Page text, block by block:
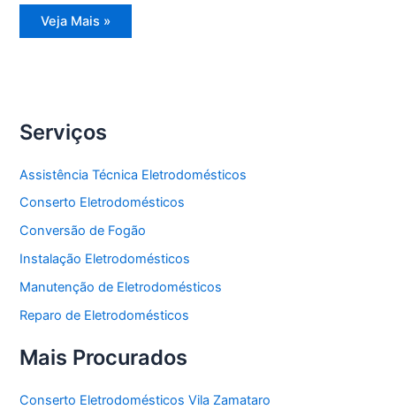
Assistência
Técnica
Veja Mais »
Serviços
Assistência Técnica Eletrodomésticos
Conserto Eletrodomésticos
Conversão de Fogão
Instalação Eletrodomésticos
Manutenção de Eletrodomésticos
Reparo de Eletrodomésticos
Mais Procurados
Conserto Eletrodomésticos Vila Zamataro